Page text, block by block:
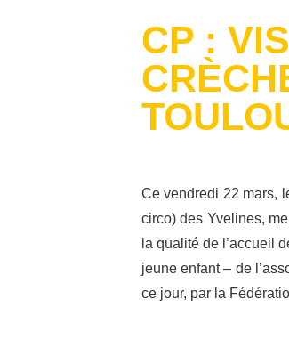
CP :
Ce vendredi 22 mars,
circo) des Yvelines,
la qualité de l’accueil
jeune enfant – de
ce jour, par la